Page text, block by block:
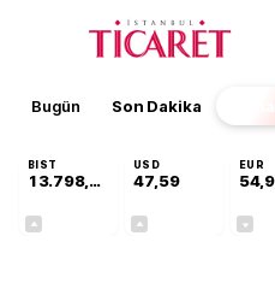
Bugün Son Dakika
BIST
13.798,82
USD
47,59
EUR